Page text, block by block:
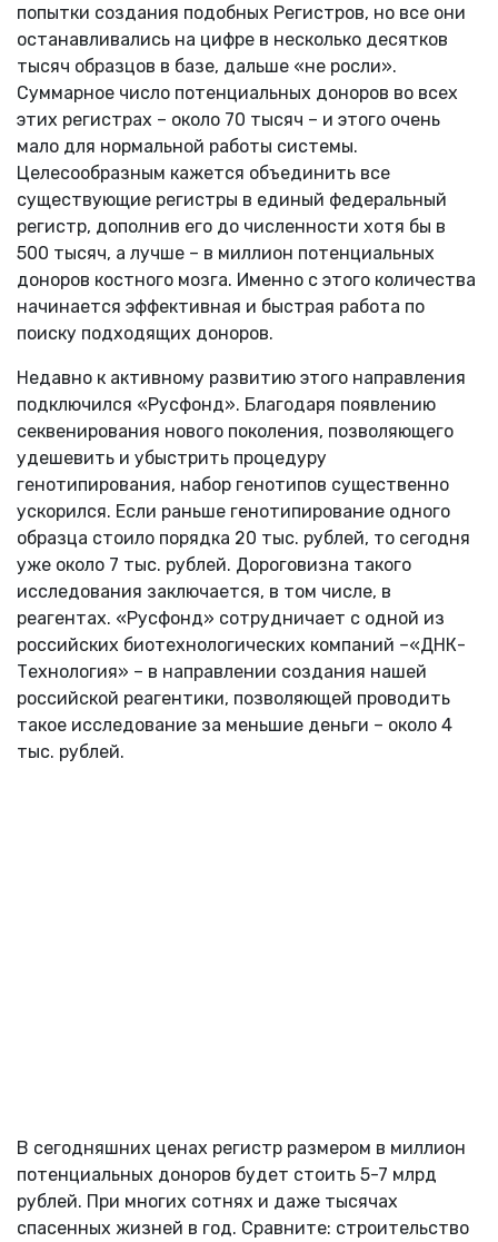
попытки создания подобных Регистров, но все они
останавливались на цифре в несколько десятков
тысяч образцов в базе, дальше «не росли».
Суммарное число потенциальных доноров во всех
этих регистрах – около 70 тысяч – и этого очень
мало для нормальной работы системы.
Целесообразным кажется объединить все
существующие регистры в единый федеральный
регистр, дополнив его до численности хотя бы в
500 тысяч, а лучше – в миллион потенциальных
доноров костного мозга. Именно с этого количества
начинается эффективная и быстрая работа по
поиску подходящих доноров.
Недавно к активному развитию этого направления
подключился «Русфонд». Благодаря появлению
секвенирования нового поколения, позволяющего
удешевить и убыстрить процедуру
генотипирования, набор генотипов существенно
ускорился. Если раньше генотипирование одного
образца стоило порядка 20 тыс. рублей, то сегодня
уже около 7 тыс. рублей. Дороговизна такого
исследования заключается, в том числе, в
реагентах. «Русфонд» сотрудничает с одной из
российских биотехнологических компаний –«ДНК-
Технология» – в направлении создания нашей
российской реагентики, позволяющей проводить
такое исследование за меньшие деньги – около 4
тыс. рублей.
В сегодняшних ценах регистр размером в миллион
потенциальных доноров будет стоить 5-7 млрд
рублей. При многих сотнях и даже тысячах
спасенных жизней в год. Сравните: строительство